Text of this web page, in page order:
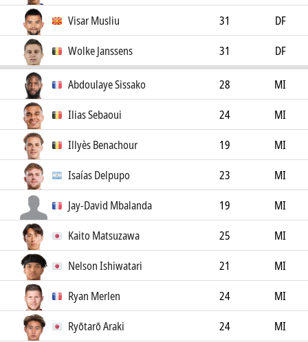
Visar Musliu
31
DF
Wolke Janssens
31 DF
Abdoulaye Sissako 28
MI
Ilias Sebaoui
24
MI
Illyès Benachour
19
MI
Isaías Delpupo
23
MI
Jay-David Mbalanda
19
MI
Kaito Matsuzawa
25
MI
Nelson Ishiwatari
21
MI
Ryan Merlen
24
MI
Ryōtarō Araki
24
MI